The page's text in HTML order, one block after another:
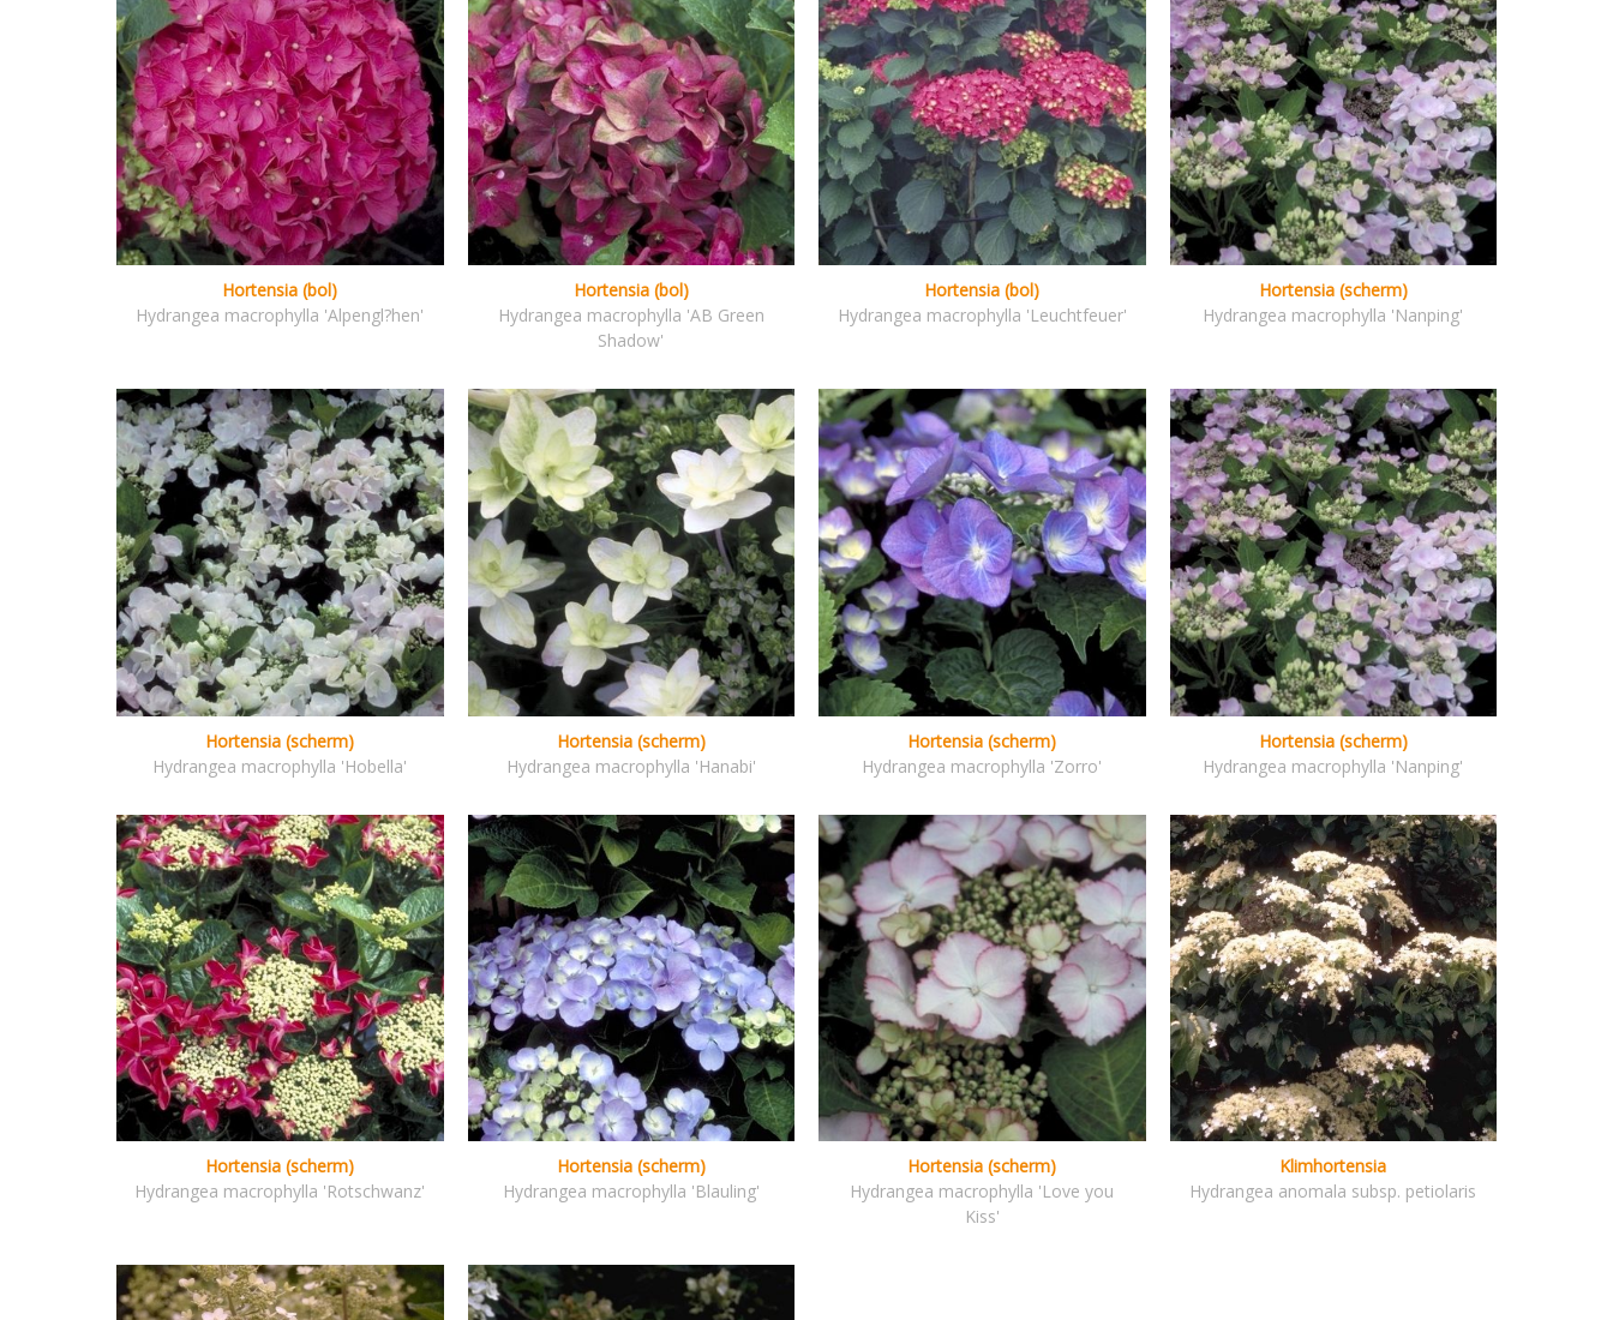
Hortensia (bol)
Hydrangea macrophylla 'Alpengl?hen'
Hortensia (bol)
Hydrangea macrophylla 'AB Green
Shadow'
Hortensia (bol)
Hydrangea macrophylla 'Leuchtfeuer'
Hortensia (scherm)
Hydrangea macrophylla 'Nanping'
Hortensia (scherm)
Hydrangea macrophylla 'Hobella'
Hortensia (scherm)
Hydrangea macrophylla 'Hanabi'
Hortensia (scherm)
Hydrangea macrophylla 'Zorro'
Hortensia (scherm)
Hydrangea macrophylla 'Nanping'
Hortensia (scherm)
Hydrangea macrophylla 'Rotschwanz'
Hortensia (scherm)
Hydrangea macrophylla 'Blauling'
Hortensia (scherm)
Hydrangea macrophylla 'Love you
Kiss'
Klimhortensia
Hydrangea anomala subsp. petiolaris